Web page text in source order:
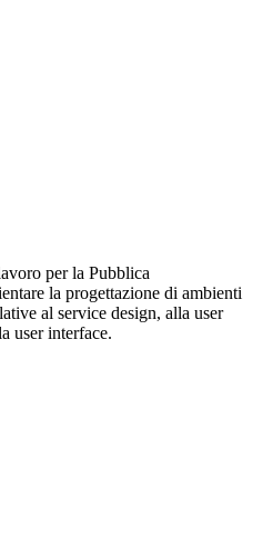
per la Pubblica
la progettazione di ambienti
al service design, alla user
user interface.